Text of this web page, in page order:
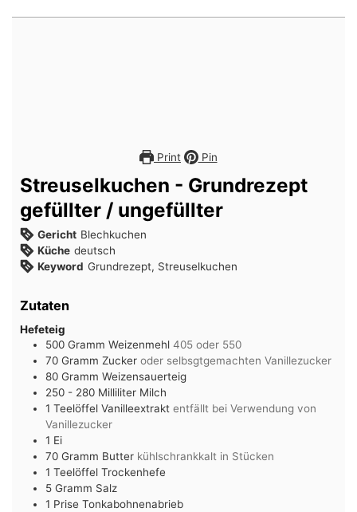
Print Pin
Streuselkuchen - Grundrezept
gefüllter / ungefüllter
Gericht Blechkuchen
Küche deutsch
Keyword Grundrezept, Streuselkuchen
Zutaten
Hefeteig
500 Gramm Weizenmehl 405 oder 550
70 Gramm Zucker oder selbsgtgemachten Vanillezucker
80 Gramm Weizensauerteig
250 - 280 Milliliter Milch
1 Teelöffel Vanilleextrakt entfällt bei Verwendung von
Vanillezucker
1 Ei
70 Gramm Butter kühlschrankkalt in Stücken
1 Teelöffel Trockenhefe
5 Gramm Salz
1 Prise Tonkabohnenabrieb